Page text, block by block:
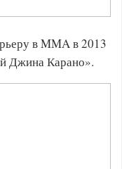
в MMA в 2013
Джина Карано».